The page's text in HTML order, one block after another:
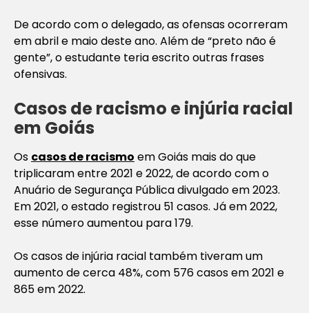
De acordo com o delegado, as ofensas ocorreram
em abril e maio deste ano. Além de “preto não é
gente”, o estudante teria escrito outras frases
ofensivas.
Casos de racismo e injúria racial
em Goiás
Os casos de racismo em Goiás mais do que
triplicaram entre 2021 e 2022, de acordo com o
Anuário de Segurança Pública divulgado em 2023.
Em 2021, o estado registrou 51 casos. Já em 2022,
esse número aumentou para 179.
Os casos de injúria racial também tiveram um
aumento de cerca 48%, com 576 casos em 2021 e
865 em 2022.